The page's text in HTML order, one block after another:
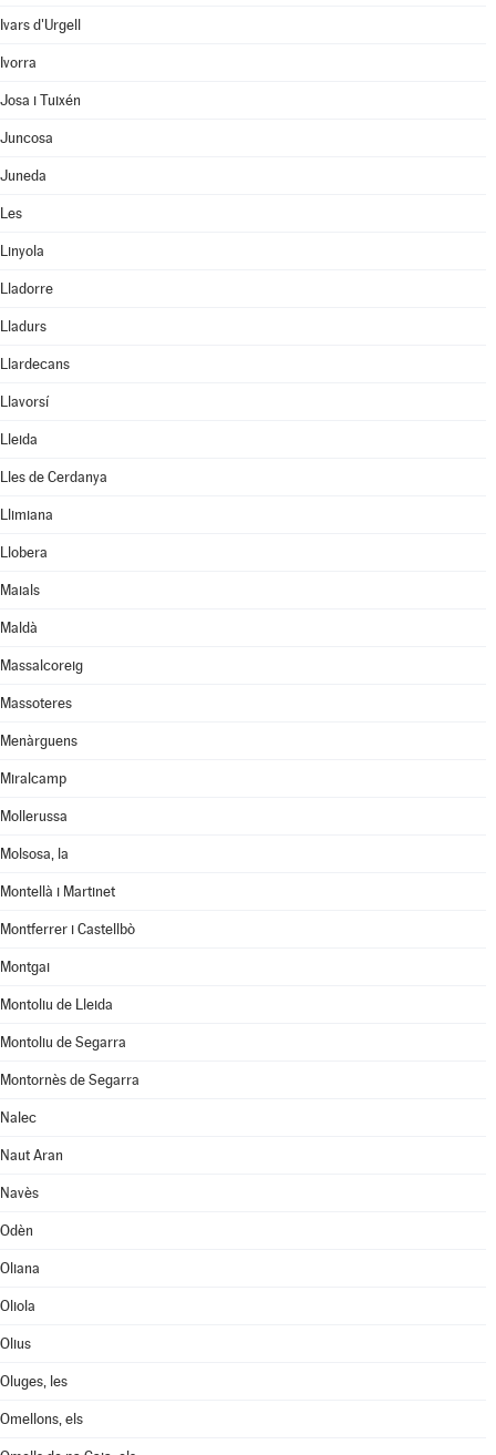
Ivars d'Urgell
Ivorra
Josa i Tuixén
Juncosa
Juneda
Les
Linyola
Lladorre
Lladurs
Llardecans
Llavorsí
Lleida
Lles de Cerdanya
Llimiana
Llobera
Maials
Maldà
Massalcoreig
Massoteres
Menàrguens
Miralcamp
Mollerussa
Molsosa, la
Montellà i Martinet
Montferrer i Castellbò
Montgai
Montoliu de Lleida
Montoliu de Segarra
Montornès de Segarra
Nalec
Naut Aran
Navès
Odèn
Oliana
Oliola
Olius
Oluges, les
Omellons, els